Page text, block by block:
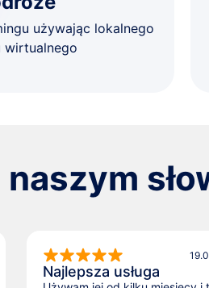
używając lokalnego
wirtualnego
Najlepsza usługa